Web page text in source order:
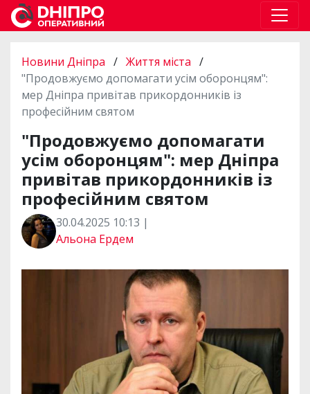
Новини Дніпра / Життя міста /
"Продовжуємо допомагати усім оборонцям":
мер Дніпра привітав прикордонників із
професійним святом
"Продовжуємо допомагати
усім оборонцям": мер Дніпра
привітав прикордонників із
професійним святом
30.04.2025 10:13 |
Альона Ердем